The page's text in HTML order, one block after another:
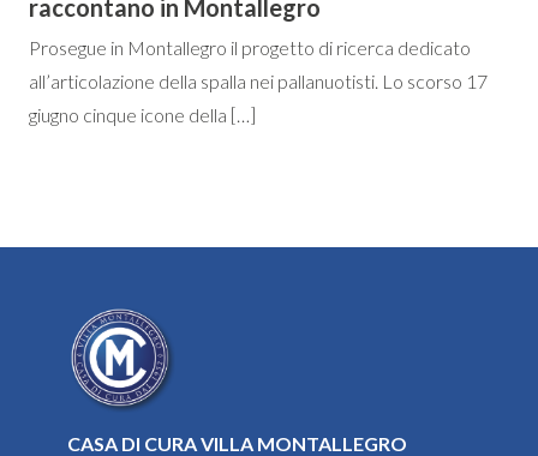
raccontano in Montallegro
Prosegue in Montallegro il progetto di ricerca dedicato
all’articolazione della spalla nei pallanuotisti. Lo scorso 17
giugno cinque icone della […]
CASA DI CURA VILLA MONTALLEGRO